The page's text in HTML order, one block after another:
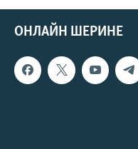
ОНЛАЙН ШЕРИНЕ